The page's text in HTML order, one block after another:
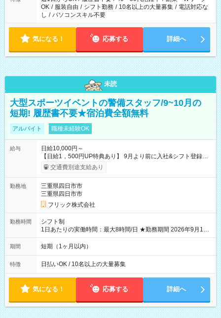
OK / 服装自由 / シフト勤務 / 10名以上の大量募集 / 電話対応な
し / パソコンスキル不要
気になる！ 応募する 詳細へ
未読
大型スポーツイベントの警備スタッフ/9~10月の
短期! 履歴書不要★宿泊費全額無料
アルバイト 職種未経験OK
給与
日給10,000円～
【日給1，500円UP特典あり】 9月より前に入社&シフト登録す
ると 期間中(9/16~10/23) の日給がUP! 日給1万1500円でしっか
り稼げます♪ 【試用期間】試用期間なし
交通費別途支給あり
勤務地
三重県四日市市
三重県四日市市
フリック株式会社
勤務時間
シフト制
1日あたりの実働時間：最大8時間/日 ★勤務期間 2026年9月16
日~2026年10月23日 短期勤務OK! 期間中フル勤務できる方優遇
※週3~5日勤務(勤務日数応相談) ※期間前から勤務スタートも可
り ※夜勤シフトあり
期間 短期（1ヶ月以内）
特徴 日払いOK / 10名以上の大量募集
気になる！ 応募する 詳細へ